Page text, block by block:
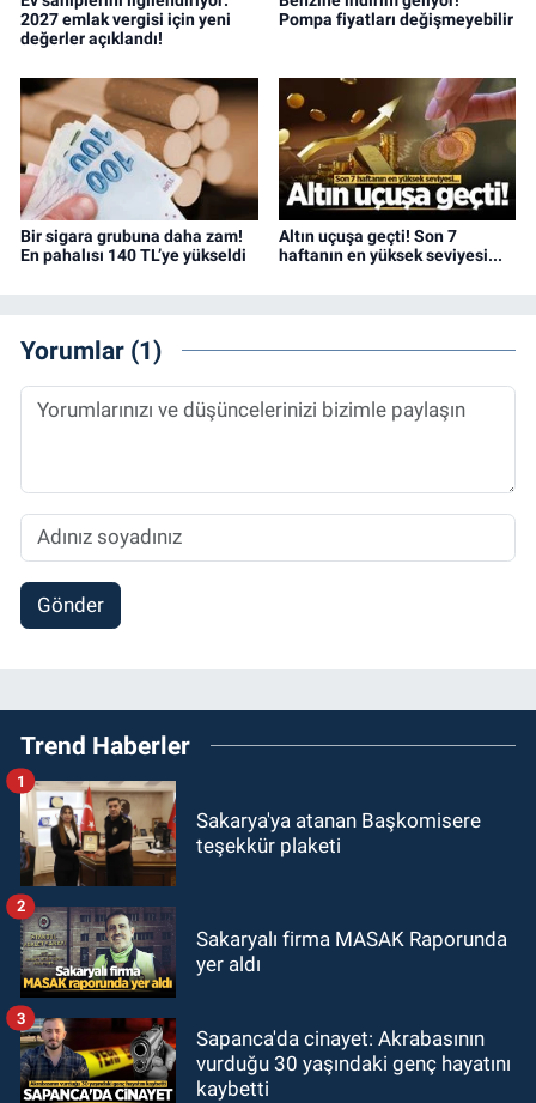
2027 emlak vergisi için yeni
değerler açıklandı!
Pompa fiyatları değişmeyebilir
Bir sigara grubuna daha zam!
En pahalısı 140 TL’ye yükseldi
Altın uçuşa geçti! Son 7
haftanın en yüksek seviyesi...
Yorumlar (1)
Gönder
Trend Haberler
Sakarya'ya atanan Başkomisere
teşekkür plaketi
1
Sakaryalı firma MASAK Raporunda
yer aldı
2
Sapanca'da cinayet: Akrabasının
vurduğu 30 yaşındaki genç hayatını
kaybetti
3